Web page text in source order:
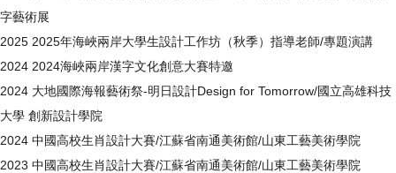
字藝術展
2025 2025年海峽兩岸大學生設計工作坊（秋季）指導老師/專題演講
2024 2024海峽兩岸漢字文化創意大賽特邀
2024 大地國際海報藝術祭-明日設計Design for Tomorrow/國立高雄科技
大學 創新設計學院
2024 中國高校生肖設計大賽/江蘇省南通美術館/山東工藝美術學院
2023 中國高校生肖設計大賽/江蘇省南通美術館/山東工藝美術學院